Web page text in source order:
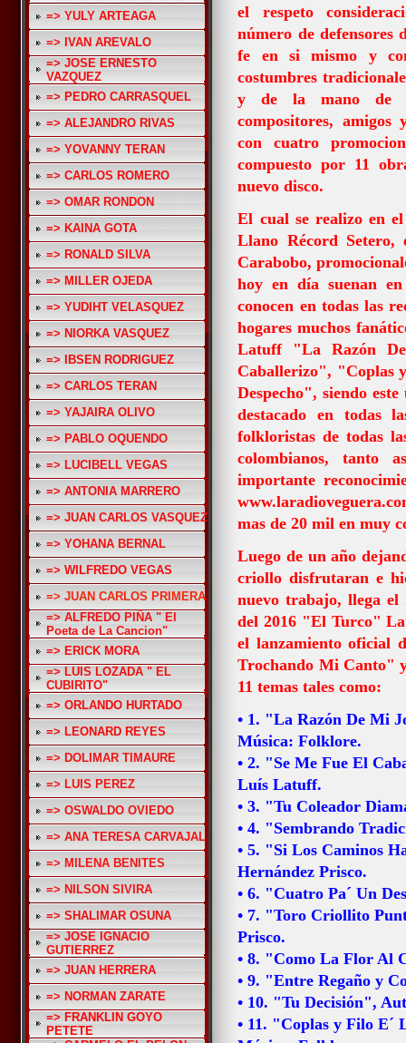
=> YULY ARTEAGA
=> IVAN AREVALO
=> JOSE ERNESTO
VAZQUEZ
=> PEDRO CARRASQUEL
=> ALEJANDRO RIVAS
=> YOVANNY TERAN
=> CARLOS ROMERO
=> OMAR RONDON
=> KAINA GOTA
=> RONALD SILVA
=> MILLER OJEDA
=> YUDIHT VELASQUEZ
=> NIORKA VASQUEZ
=> IBSEN RODRIGUEZ
=> CARLOS TERAN
=> YAJAIRA OLIVO
=> PABLO OQUENDO
=> LUCIBELL VEGAS
=> ANTONIA MARRERO
=> JUAN CARLOS VASQUEZ
=> YOHANA BERNAL
=> WILFREDO VEGAS
=> JUAN CARLOS PRIMERA
=> ALFREDO PIÑA " El
Poeta de La Cancion"
=> ERICK MORA
=> LUIS LOZADA " EL
CUBIRITO"
=> ORLANDO HURTADO
=> LEONARD REYES
=> DOLIMAR TIMAURE
=> LUIS PEREZ
=> OSWALDO OVIEDO
=> ANA TERESA CARVAJAL
=> MILENA BENITES
=> NILSON SIVIRA
=> SHALIMAR OSUNA
=> JOSE IGNACIO
GUTIERREZ
=> JUAN HERRERA
=> NORMAN ZARATE
=> FRANKLIN GOYO
PETETE
el respeto
número de defensores
fe en si mismo y
costumbres
y de la mano de
compositores, amigos
con cuatro
compuesto por 11
nuevo disco.
El cual se realizo en
Llano Récord Setero,
Carabobo,
hoy en día suenan
conocen en todas las
hogares muchos
Latuff
"La Razón
Caballerizo", "Coplas
Despecho", siendo
destacado en todas
folkloristas de todas
colombianos, tanto
importante
mas de 20 mil en muy
Luego de un año
criollo disfrutaran e
nuevo trabajo, llega
del 2016 "El Turco"
el lanzamiento oficial
Trochando Mi Canto"
11 temas tales como:
• 1. "La Razón De Mi
Música: Folklore.
• 2. "Se Me Fue El
Luís Latuff.
• 3. "Tu Coleador
• 4. "Sembrando
• 5. "Si Los Caminos
Hernández Prisco.
• 6. "Cuatro Pa´ Un
• 7. "Toro Criollito
Prisco.
• 8. "Como La Flor Al
• 9. "Entre Regaño y
• 10. "Tu Decisión",
• 11. "Coplas y Filo